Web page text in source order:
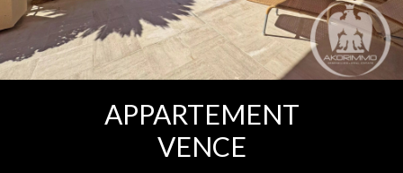
APPARTEMENT
VENCE